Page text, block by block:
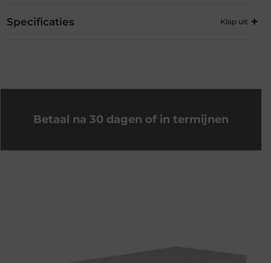
Specificaties
Betaal na 30 dagen of in termijnen